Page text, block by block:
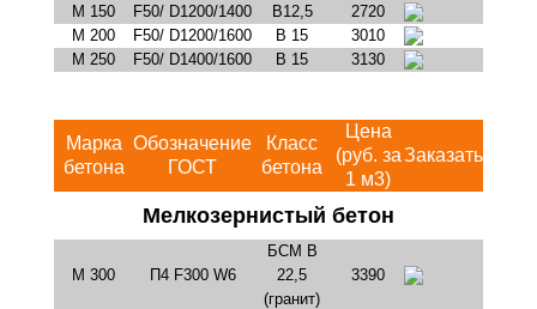
М 150
F50/ D1200/1400 В12,5
2720
М 200
F50/ D1200/1600 В 15
3010
М 250
F50/ D1400/1600 В 15 3130
Марка
бетона
Обозначение
ГОСТ
Класс
бетона
Цена
(руб. за
1 м3)
Заказать
Мелкозернистый бетон
М 300 П4 F300 W6
БСМ В
22,5
(гранит)
3390